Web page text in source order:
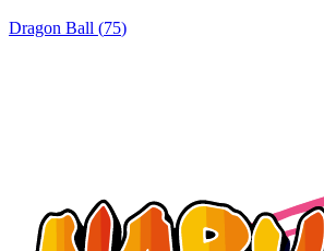
Dragon Ball (75)